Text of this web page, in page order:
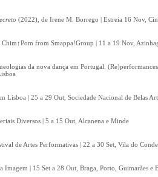
(2022), de Irene M. Borrego | Estreia 16 Nov,
Chim↑Pom from Smappa!Group | 11 a 19 Nov,
da nova dança em Portugal.
Lisboa | 25 a 29 Out, Sociedade Nacional de Belas
Diversos | 5 a 15 Out, Alcanena e Minde
de Artes Performativas | 22 a 30 Set, Vila do Conde
Imagem | 15 Set a 28 Out, Braga, Porto, Guimarães e